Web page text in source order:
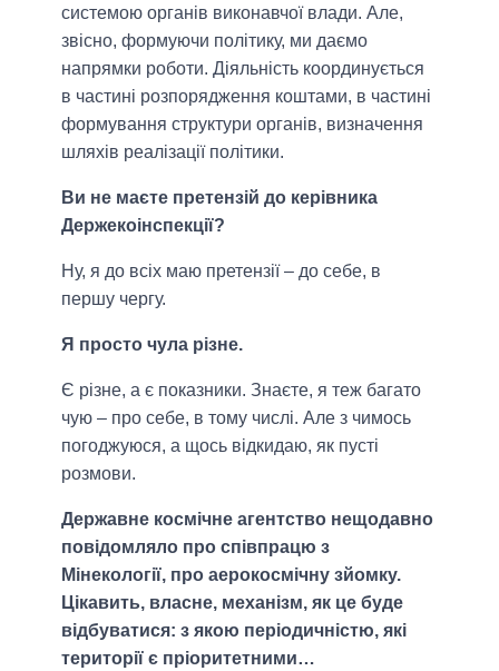
системою органів виконавчої влади. Але,
звісно, формуючи політику, ми даємо
напрямки роботи. Діяльність координується
в частині розпорядження коштами, в частині
формування структури органів, визначення
шляхів реалізації політики.
Ви не маєте претензій до керівника
Держекоінспекції?
Ну, я до всіх маю претензії – до себе, в
першу чергу.
Я просто чула різне.
Є різне, а є показники. Знаєте, я теж багато
чую – про себе, в тому числі. Але з чимось
погоджуюся, а щось відкидаю, як пусті
розмови.
Державне космічне агентство нещодавно
повідомляло про співпрацю з
Мінекології, про аерокосмічну зйомку.
Цікавить, власне, механізм, як це буде
відбуватися: з якою періодичністю, які
території є пріоритетними…